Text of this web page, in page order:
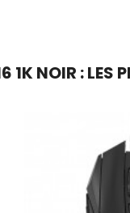
NOIR : LES